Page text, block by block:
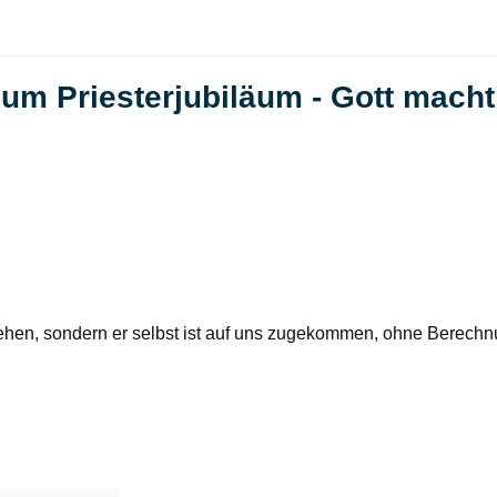
Priesterjubiläum - Gott
sondern er selbst ist auf uns zugekommen, ohne